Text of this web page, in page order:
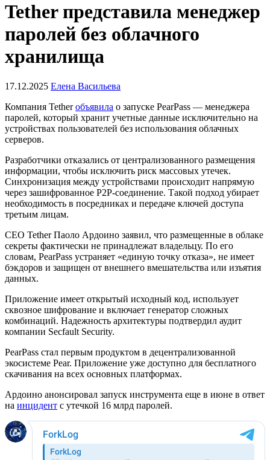
Tether представила менеджер
паролей без облачного
хранилища
17.12.2025 Елена Васильева
Компания Tetherобъявила о запуске PearPass — менеджера
паролей, который хранит учетные данные исключительно на
устройствах пользователей без использования облачных
серверов.
Разработчики отказались от централизованного размещения
информации, чтобы исключить риск массовых утечек.
Синхронизация между устройствами происходит напрямую
через зашифрованное P2P-соединение. Такой подход убирает
необходимость в посредниках и передаче ключей доступа
третьим лицам.
CEO Tether Паоло Ардоино заявил, что размещенные в облаке
секреты фактически не принадлежат владельцу. По его
словам, PearPass устраняет «единую точку отказа», не имеет
бэкдоров и защищен от внешнего вмешательства или изъятия
данных.
Приложение имеет открытый исходный код, использует
сквозное шифрование и включает генератор сложных
комбинаций. Надежность архитектуры подтвердил аудит
компании Secfault Security.
PearPass стал первым продуктом в децентрализованной
экосистеме Pear. Приложение уже доступно для бесплатного
скачивания на всех основных платформах.
Ардоино анонсировал запуск инструмента еще в июне в ответ
на инцидент с утечкой 16 млрд паролей.